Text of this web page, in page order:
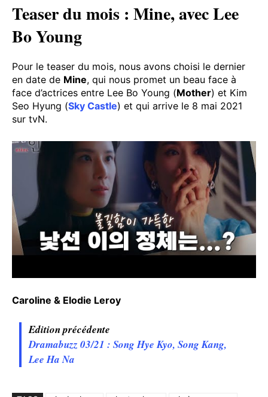
Teaser du mois : Mine, avec Lee
Bo Young
Pour le teaser du mois, nous avons choisi le dernier
en date de Mine, qui nous promet un beau face à
face d’actrices entre Lee Bo Young (Mother) et Kim
Seo Hyung (Sky Castle) et qui arrive le 8 mai 2021
sur tvN.
Caroline & Elodie Leroy
Edition précédente
Dramabuzz 03/21 : Song Hye Kyo, Song Kang,
Lee Ha Na